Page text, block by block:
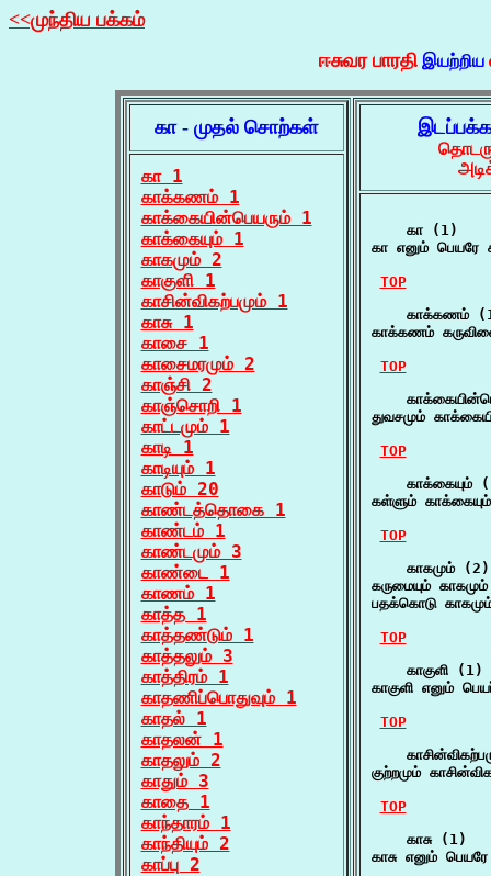
<<முந்திய பக்கம்
ஈசுவர பாரதி இயற்றிய
கா - முதல் சொற்கள்
கா 1
காக்கணம் 1
காக்கையின்பெயரும் 1
காக்கையும் 1
காகமும் 2
காகுளி 1
காசின்விகற்பமும் 1
காசு 1
காசை 1
காசைமரமும் 2
காஞ்சி 2
காஞ்சொறி 1
காட்டமும் 1
காடி 1
காடியும் 1
காடும் 20
காண்டத்தொகை 1
காண்டம் 1
காண்டமும் 3
காண்டை 1
காணம் 1
காத்த 1
காத்தண்டும் 1
காத்தலும் 3
காத்திரம் 1
காதணிப்பொதுவும் 1
காதல் 1
காதலன் 1
காதலும் 2
காதும் 3
காதை 1
காந்தாரம் 1
காந்தியும் 2
காப்பு 2
    கா (1)
கா எனும் பெயரே
TOP
காக்கணம்
காக்கணம்
TOP
துவசமும்
TOP
காக்கையும்
கள்ளும்
TOP
    காகமும் (2)
கருமையும்
பதக்கொடு
TOP
    காகுளி (1)
காகுளி எனும்
TOP
குற்றமும்
TOP
    காசு (1)
காசு எனும்